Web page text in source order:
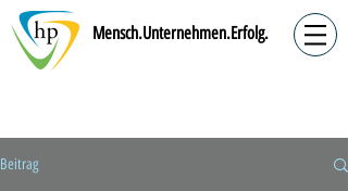
Mensch.Unternehmen.Erfolg.
Beitrag